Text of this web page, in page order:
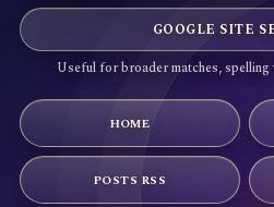
GOOGLE SITE
Useful for broader matches,
HOME
POSTS RSS